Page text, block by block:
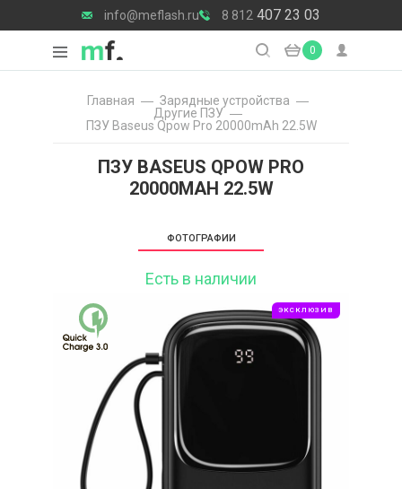
info@meflash.ru 8 812 407 23 03
0
Главная
Зарядные уcтройства
Другие ПЗУ
ПЗУ Baseus Qpow Pro 20000mAh 22.5W
ПЗУ BASEUS QPOW PRO
20000MAH 22.5W
ФОТОГРАФИИ
Есть в наличии
ЭКСКЛЮЗИВ